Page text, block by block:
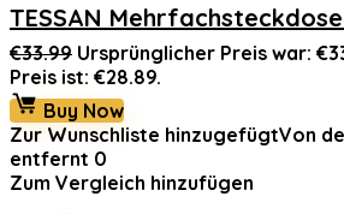
TESSAN
€33.99 Ursprünglicher Preis war:
Preis ist: €28.89.
Buy Now
Zur Wunschliste hinzugefügtVon
entfernt 0
Zum Vergleich hinzufügen